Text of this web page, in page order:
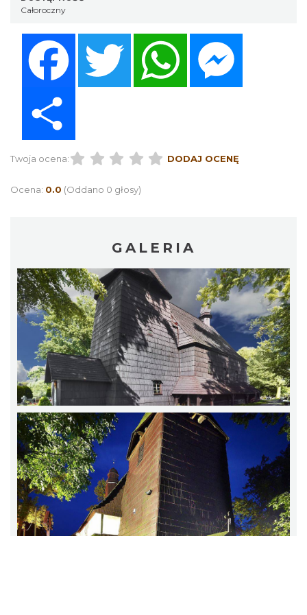
Całoroczny
Twitter WhatsApp
Twoja ocena: DODAJ OCENĘ
Ocena: 0.0 (Oddano 0 głosy)
GALERIA